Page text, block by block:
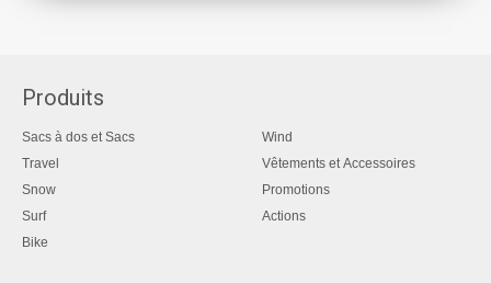
Produits
Sacs à dos et Sacs
Travel
Snow
Surf
Bike
Wind
Vêtements et Accessoires
Promotions
Actions